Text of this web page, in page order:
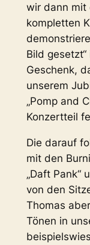
wir dann mit
kompletten
Bild
Geschenk,
unserem
„Pomp and
Konzertteil
Die darauf
mit den
„Daft Pank“
von den
Thomas
Tönen in